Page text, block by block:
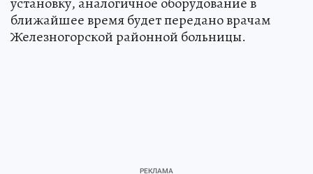
ближайшее время будет передано врачам
Железногорской районной больницы.